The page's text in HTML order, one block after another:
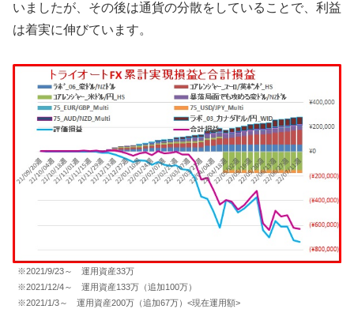
いましたが、その後は通貨の分散をしていることで、利益
は着実に伸びています。
※2021/9/23～ 運用資産33万
※2021/12/4～ 運用資産133万（追加100万）
※2021/1/3～ 運用資産200万（追加67万）<現在運用額>